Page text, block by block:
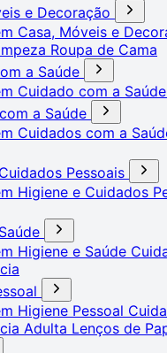
e Decoração
Casa, Móveis e
Roupa de Cama
a Saúde
Cuidado com a Saúde
a Saúde
Cuidados com a
Pessoais
Higiene e Cuidados
Higiene e Saúde
Higiene Pessoal
Adulta Lenços de